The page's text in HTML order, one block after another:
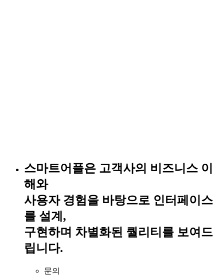
스마트어플은 고객사의 비즈니스 이
해와
사용자 경험을 바탕으로 인터페이스
를 설계,
구현하며 차별화된 퀄리티를 보여드
립니다.
문의